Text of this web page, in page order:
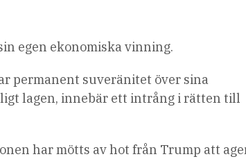
egen ekonomiska vinning.
permanent suveränitet över sina
lagen, innebär ett intrång i rätten till
har mötts av hot från Trump att